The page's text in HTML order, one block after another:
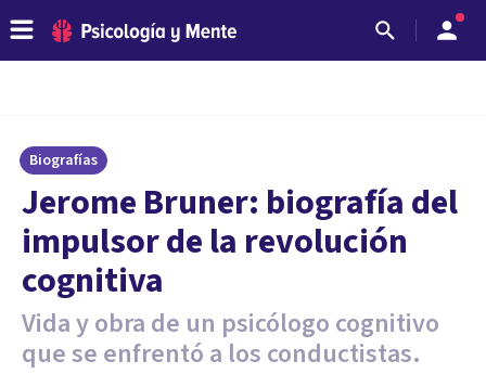
Biografías
​Jerome Bruner: biografía del
impulsor de la revolución
cognitiva
Vida y obra de un psicólogo cognitivo
que se enfrentó a los conductistas.